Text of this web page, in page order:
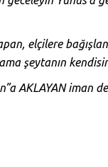
elçilere
şeytanın
AKLAYAN